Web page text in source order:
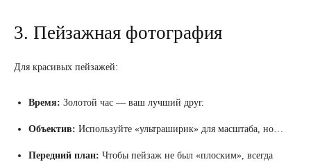
3. Пейзажная фотография
Для красивых пейзажей:
Время: Золотой час — ваш лучший друг.
Объектив: Используйте «ультраширик» для масштаба, но…
Передний план: Чтобы пейзаж не был «плоским», всегда